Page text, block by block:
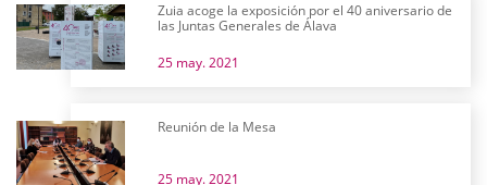
Zuia acoge la exposición por el 40 aniversario de
las Juntas Generales de Álava
25 may. 2021
Reunión de la Mesa
25 may. 2021